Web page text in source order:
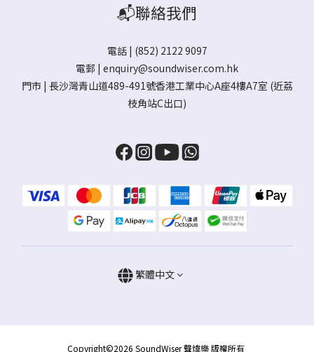
📬聯絡我們
電話 | (852) 2122 9097
電郵 | enquiry@soundwiser.com.hk
門市 | 長沙灣青山道489-491號香港工業中心A座4樓A7室 (近荔
枝角站C出口)
繁體中文
Copyright©2026 SoundWiser 聲煒樂 版權所有